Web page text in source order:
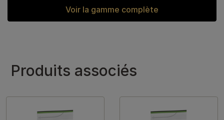
Voir la gamme complète
Produits associés